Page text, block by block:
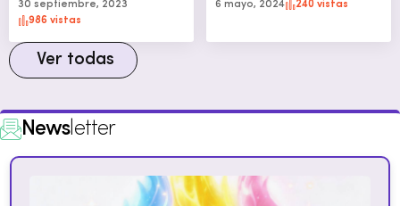
30 septiembre, 2023
986 vistas
6 mayo, 2024 240 vistas
Ver todas
Newsletter